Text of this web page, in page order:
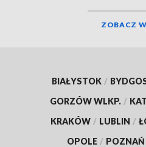
ZOBACZ
BIAŁYSTOK /
GORZÓW WLKP. /
KRAKÓW / LUBLIN /
OPOLE / POZNAŃ